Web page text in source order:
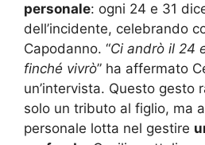
personale: ogni 24 e 31
dell’incidente, celebrando
Capodanno. “Ci andrò il 24
finché vivrò” ha affermato
un’intervista. Questo gesto
solo un tributo al figlio, ma
personale lotta nel gestire